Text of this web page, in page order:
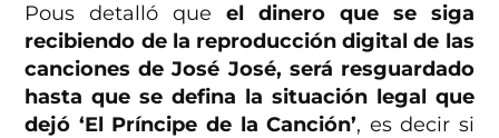
Pous detalló queel dinero que se siga
recibiendo de la reproducción digital de las
canciones de José José, será resguardado
hasta que se defina la situación legal que
dejó ‘El Príncipe de la Canción’, es decir si